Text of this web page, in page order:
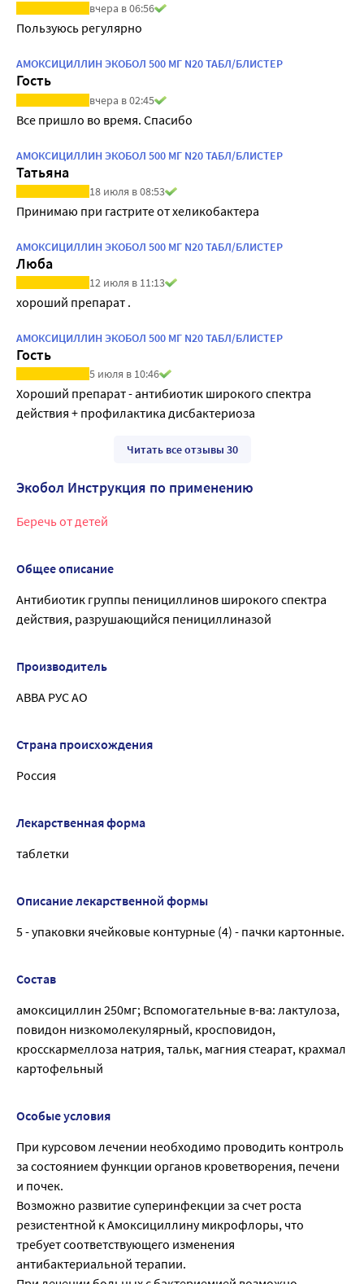
вчера в 06:56
Пользуюсь регулярно
АМОКСИЦИЛЛИН ЭКОБОЛ 500 МГ N20 ТАБЛ/БЛИСТЕР
Гость
вчера в 02:45
Все пришло во время. Спасибо
АМОКСИЦИЛЛИН ЭКОБОЛ 500 МГ N20 ТАБЛ/БЛИСТЕР
Татьяна
18 июля в 08:53
Принимаю при гастрите от хеликобактера
АМОКСИЦИЛЛИН ЭКОБОЛ 500 МГ N20 ТАБЛ/БЛИСТЕР
Люба
12 июля в 11:13
АМОКСИЦИЛЛИН ЭКОБОЛ 500 МГ N20 ТАБЛ/БЛИСТЕР
Гость
5 июля в 10:46
Хороший препарат - антибиотик широкого спектра
действия + профилактика дисбактериоза
Читать все отзывы 30
Экобол Инструкция по применению
Беречь от детей
Общее описание
Антибиотик группы пенициллинов широкого спектра
действия, разрушающийся пенициллиназой
Производитель
АВВА РУС АО
Страна происхождения
Россия
Лекарственная форма
таблетки
Описание лекарственной формы
5 - упаковки ячейковые контурные (4) - пачки картонные.
Состав
амоксициллин 250мг; Вспомогательные в-ва: лактулоза,
повидон низкомолекулярный, кросповидон,
кросскармеллоза натрия, тальк, магния стеарат, крахмал
картофельный
Особые условия
При курсовом лечении необходимо проводить контроль
за состоянием функции органов кроветворения, печени
и почек.
Возможно развитие суперинфекции за счет роста
резистентной к Амоксициллину микрофлоры, что
требует соответствующего изменения
антибактериальной терапии.